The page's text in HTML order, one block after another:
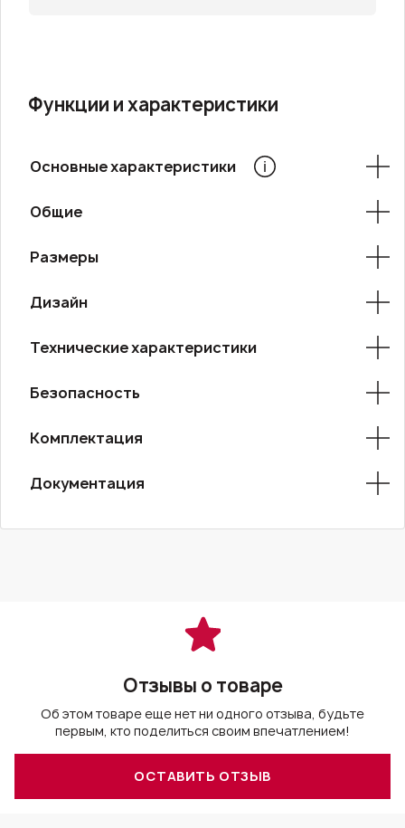
Функции и характеристики
Основные характеристики
Общие
Размеры
Дизайн
Технические характеристики
Безопасность
Комплектация
Документация
Отзывы о товаре
Об этом товаре еще нет ни одного отзыва, будьте
первым, кто поделиться своим впечатлением!
ОСТАВИТЬ ОТЗЫВ